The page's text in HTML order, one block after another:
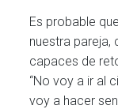
Es probable
nuestra pareja,
capaces de
“No voy a ir al
voy a hacer